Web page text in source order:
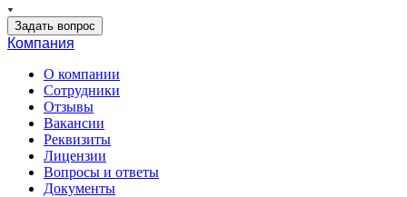
Задать вопрос
Компания
О компании
Сотрудники
Отзывы
Вакансии
Реквизиты
Лицензии
Вопросы и ответы
Документы